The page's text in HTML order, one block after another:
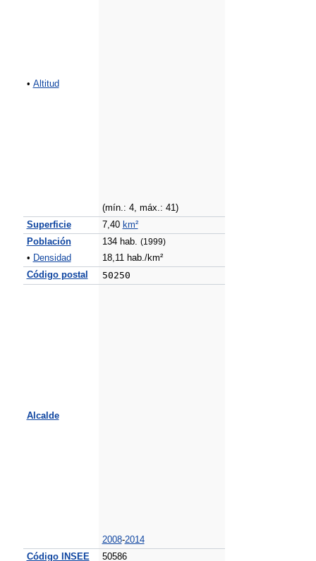
• Altitud
(mín.: 4, máx.: 41)
Superficie
7,40 km²
Población
134 hab. (1999)
• Densidad
18,11 hab./km²
Código postal
50250
Alcalde
2008-2014
Código INSEE
50586